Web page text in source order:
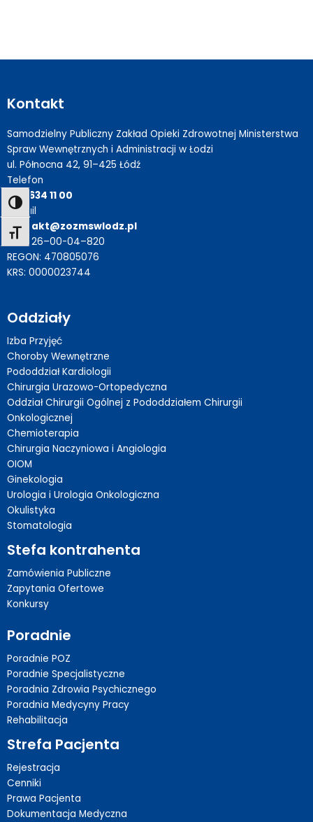
Kontakt
Samodzielny Publiczny Zakład Opieki Zdrowotnej Ministerstwa
Spraw Wewnętrznych i Administracji w Łodzi
ul. Północna 42, 91–425 Łódź
Telefon
+42 634 11 00
E-mail
kontakt@zozmswlodz.pl
NIP: 726–00-04–820
REGON: 470805076
KRS: 0000023744
Oddziały
Izba Przyjęć
Choroby Wewnętrzne
Pododdział Kardiologii
Chirurgia Urazowo-Ortopedyczna
Oddział Chirurgii Ogólnej z Pododdziałem Chirurgii
Onkologicznej
Chemioterapia
Chirurgia Naczyniowa i Angiologia
OIOM
Ginekologia
Urologia i Urologia Onkologiczna
Okulistyka
Stomatologia
Stefa kontrahenta
Zamówienia Publiczne
Zapytania Ofertowe
Konkursy
Poradnie
Poradnie POZ
Poradnie Specjalistyczne
Poradnia Zdrowia Psychicznego
Poradnia Medycyny Pracy
Rehabilitacja
Strefa Pacjenta
Rejestracja
Cenniki
Prawa Pacjenta
Dokumentacja Medyczna